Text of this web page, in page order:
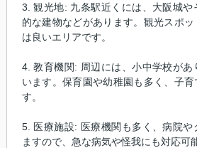
3. 観光地: 九条駅近くには、大阪城や
的な建物などがあります。観光スポ
は良いエリアです。
4. 教育機関: 周辺には、小中学校があ
います。保育園や幼稚園も多く、子
す。
5. 医療施設: 医療機関も多く、病院や
ますので、急な病気や怪我にも対応可